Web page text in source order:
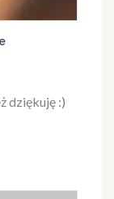
dziękuję :)